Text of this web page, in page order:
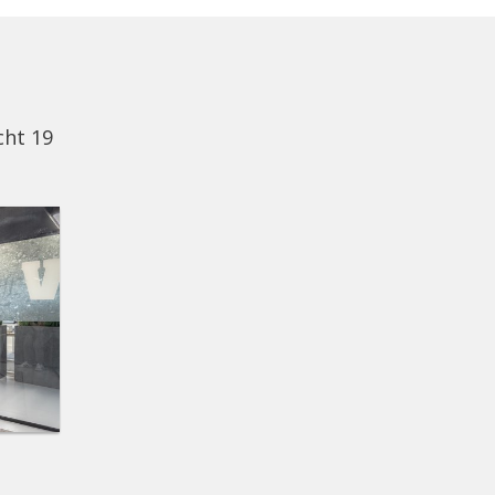
19